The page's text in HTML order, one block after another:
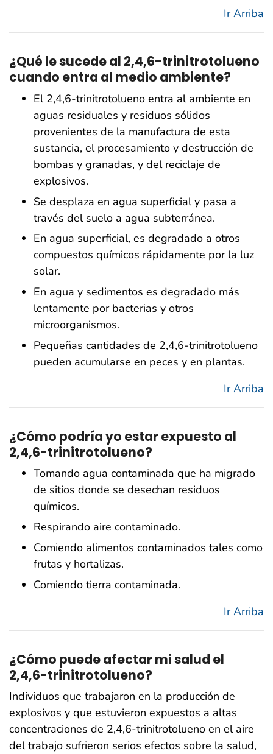
Ir Arriba
¿Qué le sucede al 2,4,6-trinitrotolueno
cuando entra al medio ambiente?
El 2,4,6-trinitrotolueno entra al ambiente en
aguas residuales y residuos sólidos
provenientes de la manufactura de esta
sustancia, el procesamiento y destrucción de
bombas y granadas, y del reciclaje de
explosivos.
Se desplaza en agua superficial y pasa a
través del suelo a agua subterránea.
En agua superficial, es degradado a otros
compuestos químicos rápidamente por la luz
solar.
En agua y sedimentos es degradado más
lentamente por bacterias y otros
microorganismos.
Pequeñas cantidades de 2,4,6-trinitrotolueno
pueden acumularse en peces y en plantas.
Ir Arriba
¿Cómo podría yo estar expuesto al
2,4,6-trinitrotolueno?
Tomando agua contaminada que ha migrado
de sitios donde se desechan residuos
químicos.
Respirando aire contaminado.
Comiendo alimentos contaminados tales como
frutas y hortalizas.
Comiendo tierra contaminada.
Ir Arriba
¿Cómo puede afectar mi salud el
2,4,6-trinitrotolueno?
Individuos que trabajaron en la producción de
explosivos y que estuvieron expuestos a altas
concentraciones de 2,4,6-trinitrotolueno en el aire
del trabajo sufrieron serios efectos sobre la salud,